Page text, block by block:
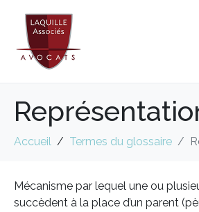
Accueil Termes du glossaire
Mécanisme par lequel une ou
succèdent à la place d’un parent